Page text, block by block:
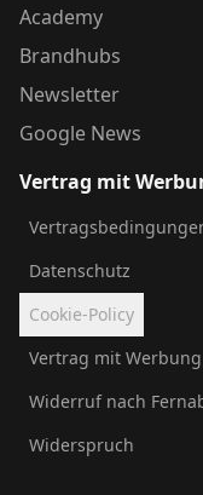
Academy
Brandhubs
Newsletter
Google News
Vertrag mit
Datenschutz
Cookie-Policy
Vertrag mit
Widerruf nach
Widerspruch